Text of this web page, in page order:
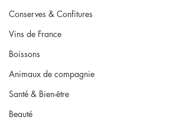
Conserves & Confitures
Vins de France
Boissons
Animaux de compagnie
Santé & Bien-être
Beauté